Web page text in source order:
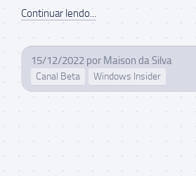
Continuar lendo...
15/12/2022 por Maison da Silva
Canal Beta Windows Insider